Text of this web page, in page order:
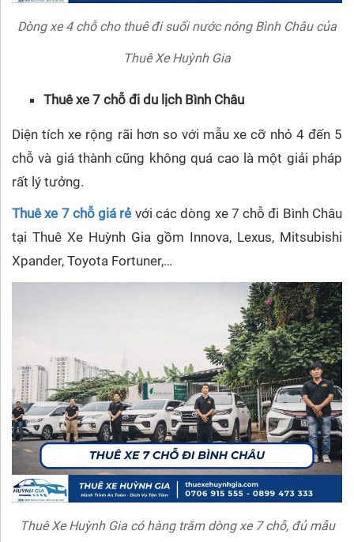
Dòng xe 4 chỗ cho thuê đi suối nước nóng Bình Châu của
Thuê Xe Huỳnh Gia
Thuê xe 7 chỗ đi du lịch Bình Châu
Diện tích xe rộng rãi hơn so với mẫu xe cỡ nhỏ 4 đến 5
chỗ và giá thành cũng không quá cao là một giải pháp
rất lý tưởng.
Thuê xe 7 chỗ giá rẻ với các dòng xe 7 chỗ đi Bình Châu
tại Thuê Xe Huỳnh Gia gồm Innova, Lexus, Mitsubishi
Xpander, Toyota Fortuner,…
Thuê Xe Huỳnh Gia có hàng trăm dòng xe 7 chỗ, đủ mẫu